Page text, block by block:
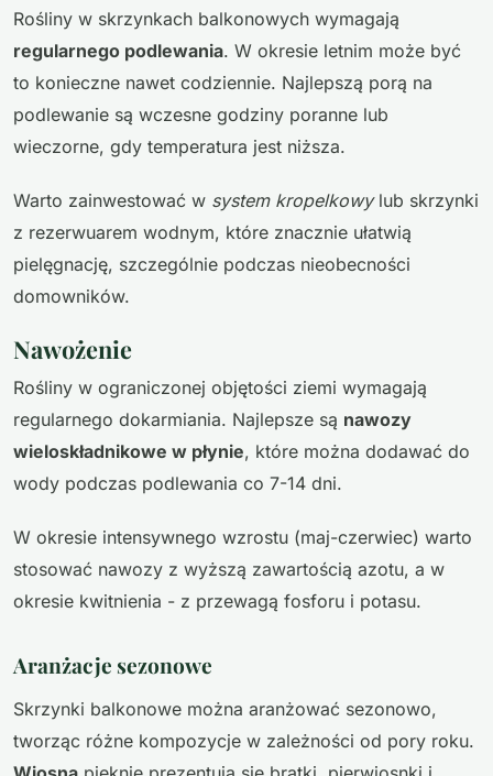
Rośliny w skrzynkach balkonowych wymagają
regularnego podlewania. W okresie letnim może być
to konieczne nawet codziennie. Najlepszą porą na
podlewanie są wczesne godziny poranne lub
wieczorne, gdy temperatura jest niższa.
Warto zainwestować w system kropelkowylub skrzynki
z rezerwuarem wodnym, które znacznie ułatwią
pielęgnację, szczególnie podczas nieobecności
domowników.
Nawożenie
Rośliny w ograniczonej objętości ziemi wymagają
regularnego dokarmiania. Najlepsze są nawozy
wieloskładnikowe w płynie, które można dodawać do
wody podczas podlewania co 7-14 dni.
W okresie intensywnego wzrostu (maj-czerwiec) warto
stosować nawozy z wyższą zawartością azotu, a w
okresie kwitnienia - z przewagą fosforu i potasu.
Aranżacje sezonowe
Skrzynki balkonowe można aranżować sezonowo,
tworząc różne kompozycje w zależności od pory roku.